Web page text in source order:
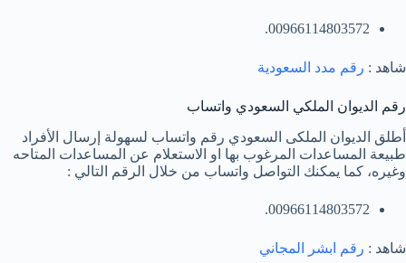
00966114803572.
شاهد : رقم مدد السعودية
رقم الديوان الملكي السعودي واتساب
أطلق الديوان الملكى السعودي رقم واتساب لسهولة إرسال الأفراد
طبيعة المساعدات المرغوب بها او الاستعلام عن المساعدات المتاحه
وغيره، كما يمكنك التواصل واتساب من خلال الرقم التالي :
00966114803572.
شاهد : رقم ابشر المجاني